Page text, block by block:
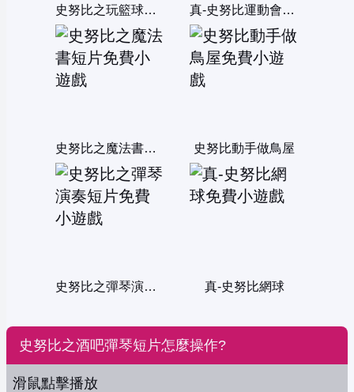
史努比之玩籃球短片 真-史努比運動會雙人版
史努比之魔法書短片 史努比動手做鳥屋
史努比之彈琴演奏短片 真-史努比網球
史努比之酒吧彈琴短片怎麼操作?
滑鼠點擊播放